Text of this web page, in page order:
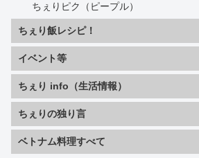
ちぇりピク（ピープル）
ちぇり飯レシピ！
イベント等
ちぇり info（生活情報）
ちぇりの独り言
ベトナム料理すべて